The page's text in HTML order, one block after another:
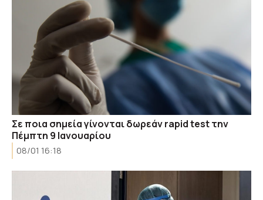
Σε ποια σημεία γίνονται δωρεάν rapid test την
Πέμπτη 9 Ιανουαρίου
08/01 16:18